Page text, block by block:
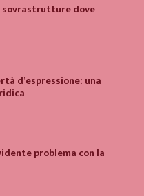
sovrastrutture dove
d’espressione: una
problema con la